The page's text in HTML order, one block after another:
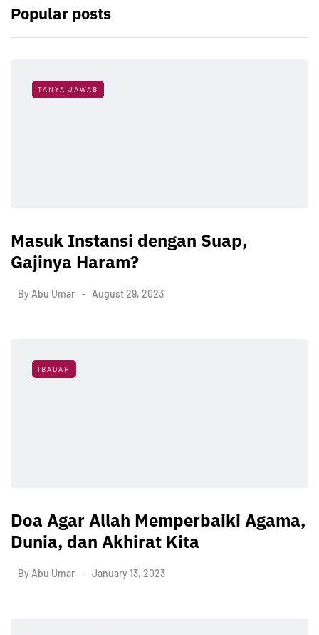
Popular posts
TANYA JAWAB
Masuk Instansi dengan Suap,
Gajinya Haram?
By Abu Umar August 29, 2023
IBADAH
Doa Agar Allah Memperbaiki Agama,
Dunia, dan Akhirat Kita
By Abu Umar January 13, 2023